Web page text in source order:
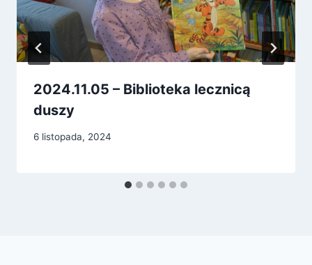
2024.11.05 – Biblioteka lecznicą
duszy
6 listopada, 2024